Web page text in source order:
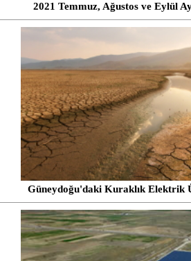
2021 Temmuz, Ağustos ve Eylül
Güneydoğu'daki Kuraklık Elektrik